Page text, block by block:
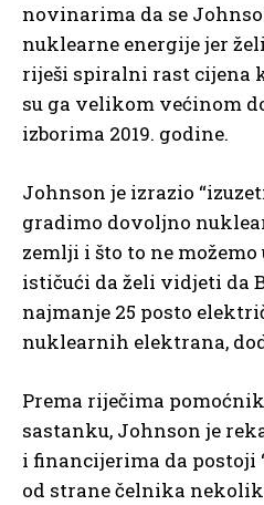
novinarima da se
nuklearne energije jer
riješi spiralni rast cijena
su ga velikom većinom
izborima 2019. godine.
Johnson je izrazio
gradimo dovoljno
zemlji i što to ne
ističući da želi vidjeti da
najmanje 25 posto
nuklearnih elektrana,
Prema riječima
sastanku, Johnson je
i financijerima da postoji
od strane čelnika